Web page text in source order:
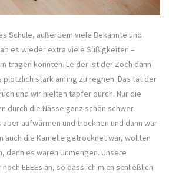
Schule, außerdem viele Bekannte und
es wieder extra viele Süßigkeiten –
tragen konnten. Leider ist der Zoch dann
stark anfing zu regnen. Das tat der
und wir hielten tapfer durch. Nur die
durch die Nässe ganz schön schwer.
aber aufwärmen und trocknen und dann war
auch die Kamelle getrocknet war, wollten
denn es waren Unmengen. Unsere
EEEEs an, so dass ich mich schließlich